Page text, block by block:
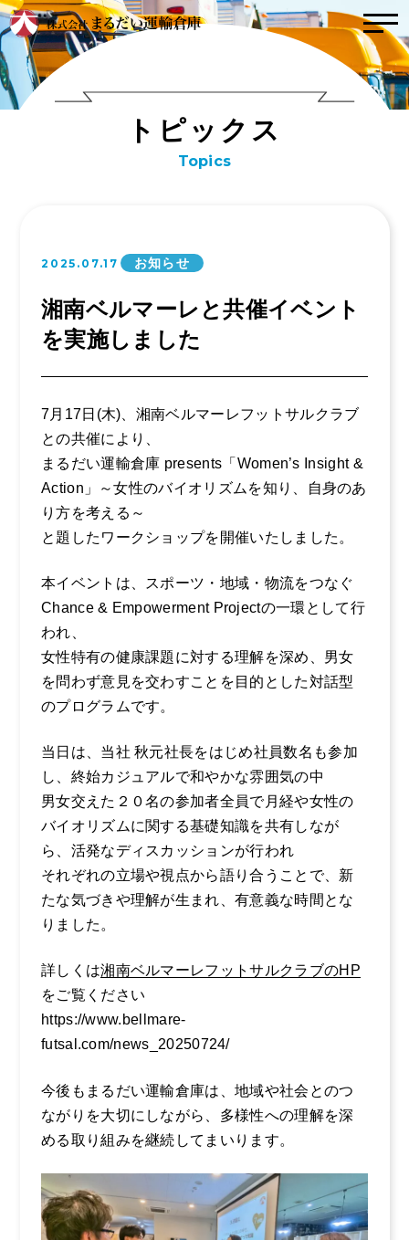
トピックス
こんな会社
倉庫事業
事業拠点紹介
会社案内
企業風土・働く環
まるだいの取り組
み
キャリア採用のご
社員インタビュー
１
２
社員インタビュー
３
よくある質問
募集要項
0465-37-
8611
ト ピ ッ ク ス
Topics
2025.07.17 お知らせ
湘南ベルマーレと共催イベント
を実施しました
7月17日(木)、湘南ベルマーレフットサルクラブ
との共催により、
まるだい運輸倉庫 presents「Women’s Insight &
Action」～女性のバイオリズムを知り、自身のあ
り方を考える～
と題したワークショップを開催いたしました。
本イベントは、スポーツ・地域・物流をつなぐ
Chance & Empowerment Projectの一環として行
われ、
女性特有の健康課題に対する理解を深め、男女
を問わず意見を交わすことを目的とした対話型
のプログラムです。
当日は、当社 秋元社長をはじめ社員数名も参加
し、終始カジュアルで和やかな雰囲気の中
男女交えた２０名の参加者全員で月経や女性の
バイオリズムに関する基礎知識を共有しなが
ら、活発なディスカッションが行われ
それぞれの立場や視点から語り合うことで、新
たな気づきや理解が生まれ、有意義な時間とな
りました。
詳しくは湘南ベルマーレフットサルクラブのHP
をご覧ください
https://www.bellmare-
futsal.com/news_20250724/
今後もまるだい運輸倉庫は、地域や社会とのつ
ながりを大切にしながら、多様性への理解を深
める取り組みを継続してまいります。